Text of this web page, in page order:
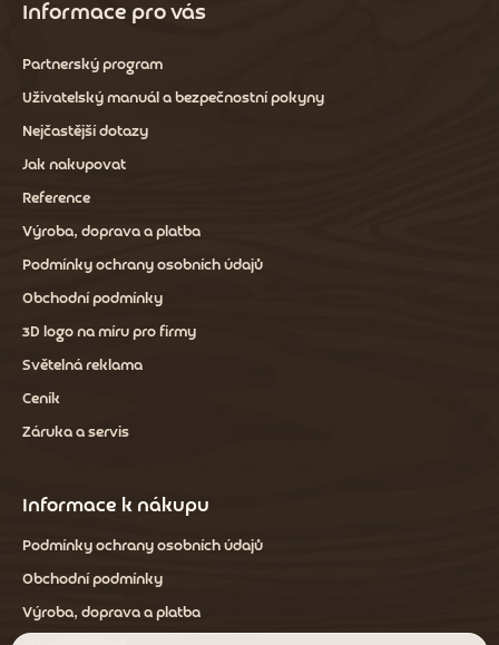
Informace pro vás
Partnerský program
Uživatelský manuál a bezpečnostní pokyny
Nejčastější dotazy
Jak nakupovat
Reference
Výroba, doprava a platba
Podmínky ochrany osobních údajů
Obchodní podmínky
3D logo na míru pro firmy
Světelná reklama
Ceník
Záruka a servis
Informace k nákupu
Podmínky ochrany osobních údajů
Obchodní podmínky
Výroba, doprava a platba